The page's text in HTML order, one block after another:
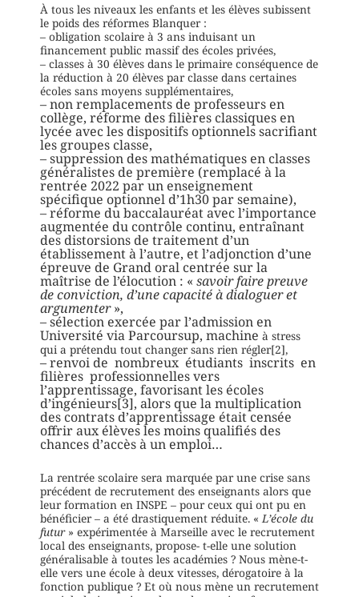
À tous les niveaux les enfants et les élèves subissent
le poids des réformes Blanquer :
– obligation scolaire à 3 ans induisant un
financement public massif des écoles privées,
– classes à 30 élèves dans le primaire conséquence de
la réduction à 20 élèves par classe dans certaines
écoles sans moyens supplémentaires,
– non remplacements de professeurs en
collège, réforme des filières classiques en
lycée avec les dispositifs optionnels sacrifiant
les groupes classe,
– suppression des mathématiques en classes
généralistes de première (remplacé à la
rentrée 2022 par un enseignement
spécifique optionnel d’1h30 par semaine),
– réforme du baccalauréat avec l’importance
augmentée du contrôle continu, entraînant
des distorsions de traitement d’un
établissement à l’autre, et l’adjonction d’une
épreuve de Grand oral centrée sur la
maîtrise de l’élocution : « savoir faire preuve
de conviction, d’une capacité à dialoguer et
argumenter»,
– sélection exercée par l’admission en
Université via Parcoursup, machine à stress
qui a prétendu tout changer sans rien régler[2],
– renvoi de nombreux étudiants inscrits en
filières professionnelles vers
l’apprentissage, favorisant les écoles
d’ingénieurs[3], alors que la multiplication
des contrats d’apprentissage était censée
offrir aux élèves les moins qualifiés des
chances d’accès à un emploi…
La rentrée scolaire sera marquée par une crise sans
précédent de recrutement des enseignants alors que
leur formation en INSPE – pour ceux qui ont pu en
bénéficier – a été drastiquement réduite. « L’école du
futur » expérimentée à Marseille avec le recrutement
local des enseignants, propose- t-elle une solution
généralisable à toutes les académies ? Nous mène-t-
elle vers une école à deux vitesses, dérogatoire à la
fonction publique ? Et où nous mène un recrutement